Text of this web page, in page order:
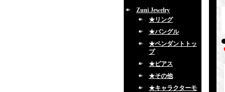
Zuni Jewelry
★リング
★バングル
★ペンダントトッ
プ
★ピアス
★その他
★キャラクターモ